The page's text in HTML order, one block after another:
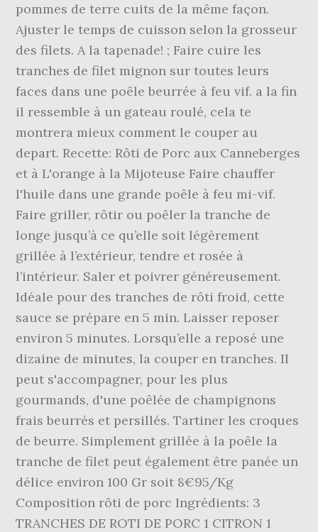
pommes de terre cuits de la même façon.
Ajuster le temps de cuisson selon la grosseur
des filets. A la tapenade! ; Faire cuire les
tranches de filet mignon sur toutes leurs
faces dans une poêle beurrée à feu vif. a la fin
il ressemble à un gateau roulé, cela te
montrera mieux comment le couper au
depart. Recette: Rôti de Porc aux Canneberges
et à L'orange à la Mijoteuse Faire chauffer
l'huile dans une grande poêle à feu mi-vif.
Faire griller, rôtir ou poêler la tranche de
longe jusqu’à ce qu’elle soit légèrement
grillée à l’extérieur, tendre et rosée à
l’intérieur. Saler et poivrer généreusement.
Idéale pour des tranches de rôti froid, cette
sauce se prépare en 5 min. Laisser reposer
environ 5 minutes. Lorsqu’elle a reposé une
dizaine de minutes, la couper en tranches. Il
peut s'accompagner, pour les plus
gourmands, d'une poêlée de champignons
frais beurrés et persillés. Tartiner les croques
de beurre. Simplement grillée à la poêle la
tranche de filet peut également être panée un
délice environ 100 Gr soit 8€95/Kg
Composition rôti de porc Ingrédients: 3
TRANCHES DE ROTI DE PORC 1 CITRON 1